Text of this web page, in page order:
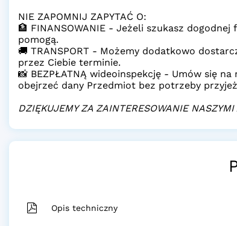
NIE ZAPOMNIJ ZAPYTAĆ O:
🏦 FINANSOWANIE - Jeżeli szukasz
pomogą.
🚚 TRANSPORT - Możemy dodatkowo
przez Ciebie terminie.
📸 BEZPŁATNĄ wideoinspekcję - Umów się
obejrzeć dany Przedmiot bez potrzeby
DZIĘKUJEMY ZA ZAINTERESOWANIE
Opis techniczny